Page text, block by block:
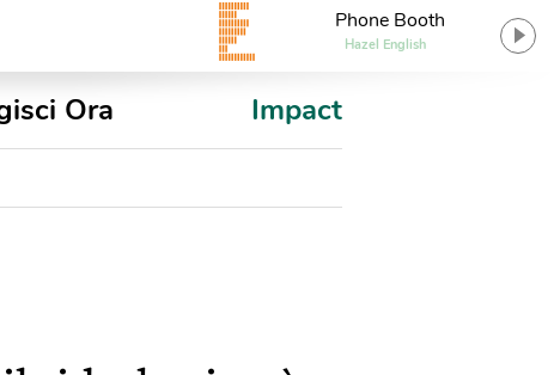
Phone Booth
Hazel English
Ora Impact